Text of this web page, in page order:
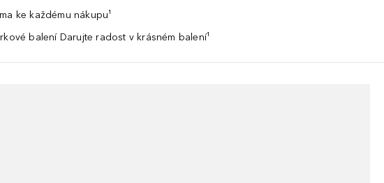
ke každému nákupu¹
balení Darujte radost v krásném balení¹